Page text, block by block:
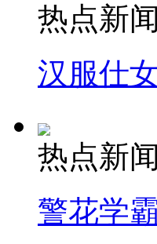
热点新闻
汉服仕
热点新闻
警花学